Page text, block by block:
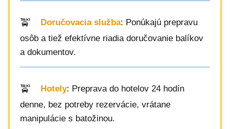
Doručovacia služba: Ponúkajú prepravu
osôb a tiež efektívne riadia doručovanie balíkov
a dokumentov.
Hotely: Preprava do hotelov 24 hodín
denne, bez potreby rezervácie, vrátane
manipulácie s batožinou.